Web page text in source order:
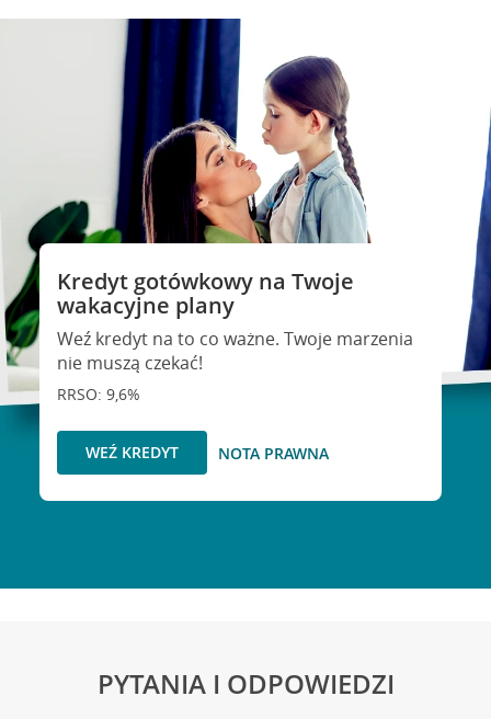
Kredyt gotówkowy na Twoje
wakacyjne plany
Weź kredyt na to co ważne. Twoje marzenia
nie muszą czekać!
RRSO: 9,6%
WEŹ KREDYT NOTA PRAWNA
PYTANIA I ODPOWIEDZI